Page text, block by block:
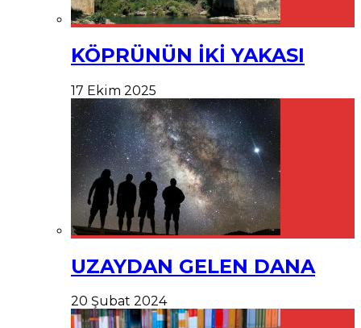
KÖPRÜNÜN İKİ YAKASI
17 Ekim 2025
UZAYDAN GELEN DANA
20 Şubat 2024